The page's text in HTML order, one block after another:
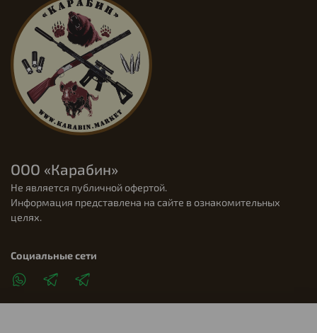
ООО «Карабин»
Не является публичной офертой.
Информация представлена на сайте в ознакомительных
целях.
Социальные сети